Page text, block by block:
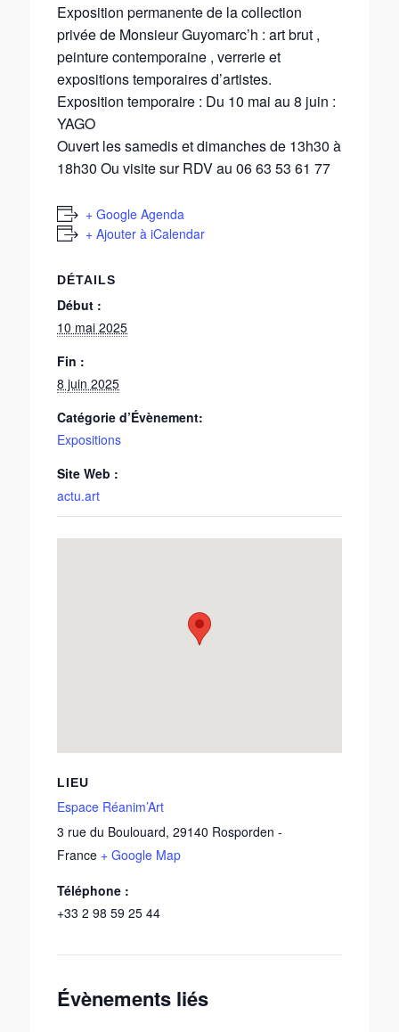
Exposition permanente de la collection
privée de Monsieur Guyomarc’h : art brut ,
peinture contemporaine , verrerie et
expositions temporaires d’artistes.
Exposition temporaire : Du 10 mai au 8 juin :
YAGO
Ouvert les samedis et dimanches de 13h30 à
18h30 Ou visite sur RDV au 06 63 53 61 77
+ Google Agenda
+ Ajouter à iCalendar
DÉTAILS
Début :
10 mai 2025
Fin :
8 juin 2025
Catégorie d’Évènement:
Expositions
Site Web :
actu.art
LIEU
Espace Réanim’Art
3 rue du Boulouard, 29140 Rosporden -
France + Google Map
Téléphone :
+33 2 98 59 25 44
Évènements liés